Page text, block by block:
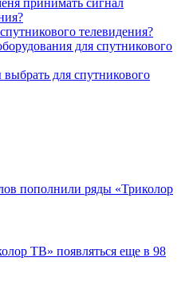
принимать сигнал
телевидения?
для спутникового
для спутникового
пополнили ряды «Триколор
ТВ» появляться еще в 98